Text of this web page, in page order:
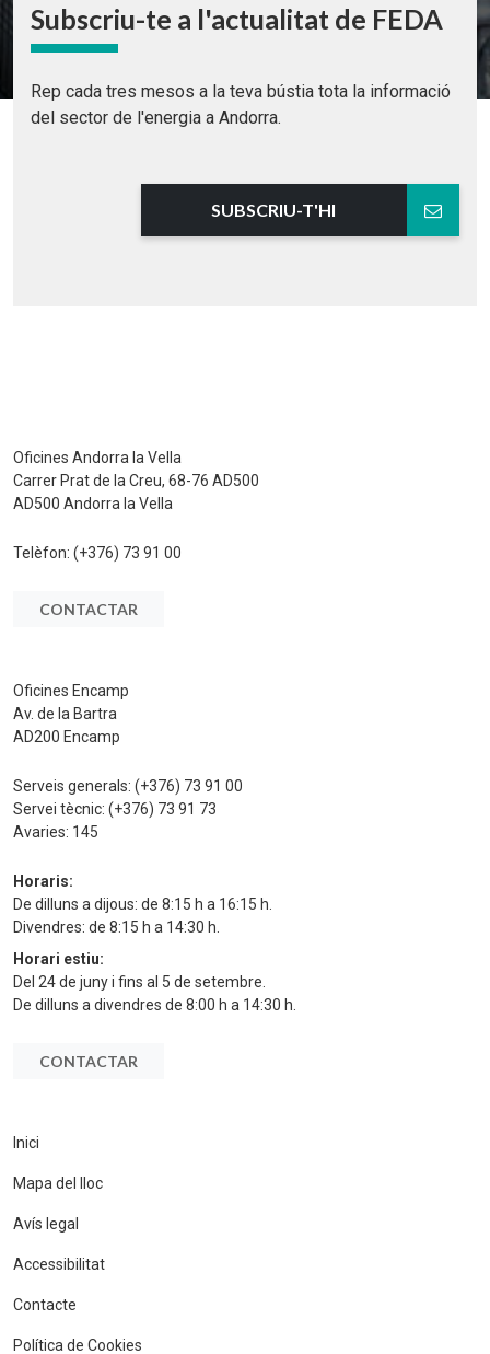
Subscriu-te a l'actualitat de FEDA
Rep cada tres mesos a la teva bústia tota la informació
del sector de l'energia a Andorra.
SUBSCRIU-T'HI
Oficines Andorra la Vella
Carrer Prat de la Creu, 68-76 AD500
AD500 Andorra la Vella
Telèfon: (+376) 73 91 00
CONTACTAR
Oficines Encamp
Av. de la Bartra
AD200 Encamp
Serveis generals: (+376) 73 91 00
Servei tècnic: (+376) 73 91 73
Avaries: 145
Horaris:
De dilluns a dijous: de 8:15 h a 16:15 h.
Divendres: de 8:15 h a 14:30 h.
Horari estiu:
Del 24 de juny i fins al 5 de setembre.
De dilluns a divendres de 8:00 h a 14:30 h.
CONTACTAR
Inici
Mapa del lloc
Avís legal
Accessibilitat
Contacte
Política de Cookies